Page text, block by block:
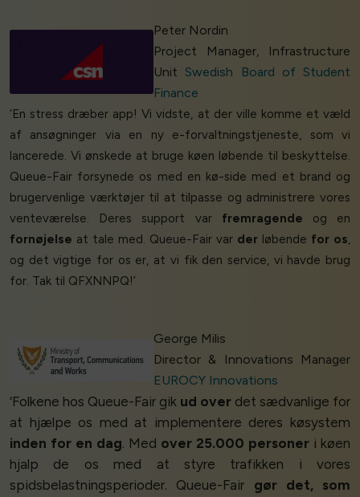
Peter Nordin
Project Manager, Infrastructure
Unit Swedish Board of Student
Finance
‘En stress dræber app! Vi vidste, at der ville komme et væld
af ansøgninger via en ny e-forvaltningstjeneste, som vi
lancerede. Vi ønskede at bruge køen løbende til beskyttelse.
Queue-Fair forsynede os med en kø-side med et brand og
brugervenlige værktøjer til at tilpasse og administrere vores
venteværelse. Deres support var fremragende og en
fornøjelse at tale med. Queue-Fair var der løbende for os,
og det vigtige for os er, at vi fik den service, vi havde brug
for. Tak til QFXNNPQ!’
George Milis
Director & Innovations Manager
EUROCY Innovations
‘Folkene hos Queue-Fair gik ud over det sædvanlige for
at hjælpe os med at implementere deres køsystem
inden for en dag. Med over 25.000 personer i køen
hjalp de os med at styre trafikken i vores
spidsbelastningsperioder. Queue-Fair gør det, som